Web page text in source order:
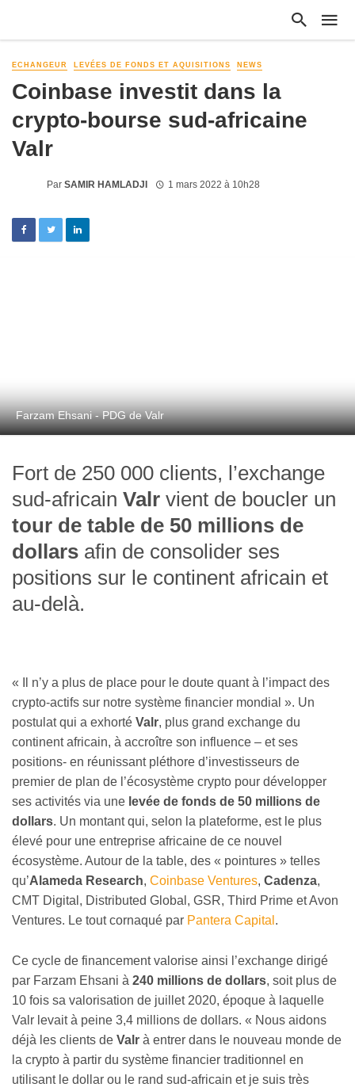
ECHANGEUR LEVÉES DE FONDS ET AQUISITIONS NEWS
Coinbase investit dans la
crypto-bourse sud-africaine
Valr
Par SAMIR HAMLADJI 1 mars 2022 à 10h28
Farzam Ehsani - PDG de Valr
Fort de 250 000 clients, l’exchange
sud-africain Valr vient de boucler un
tour de table de 50 millions de
dollars afin de consolider ses
positions sur le continent africain et
au-delà.
« Il n’y a plus de place pour le doute quant à l’impact des
crypto-actifs sur notre système financier mondial ». Un
postulat qui a exhorté Valr, plus grand exchange du
continent africain, à accroître son influence – et ses
positions- en réunissant pléthore d’investisseurs de
premier de plan de l’écosystème crypto pour développer
ses activités via une levée de fonds de 50 millions de
dollars. Un montant qui, selon la plateforme, est le plus
élevé pour une entreprise africaine de ce nouvel
écosystème. Autour de la table, des « pointures » telles
qu’Alameda Research, Coinbase Ventures, Cadenza,
CMT Digital, Distributed Global, GSR, Third Prime et Avon
Ventures. Le tout cornaqué par Pantera Capital .
Ce cycle de financement valorise ainsi l’exchange dirigé
par Farzam Ehsani à 240 millions de dollars, soit plus de
10 fois sa valorisation de juillet 2020, époque à laquelle
Valr levait à peine 3,4 millions de dollars. « Nous aidons
déjà les clients de Valr à entrer dans le nouveau monde de
la crypto à partir du système financier traditionnel en
utilisant le dollar ou le rand sud-africain et je suis très